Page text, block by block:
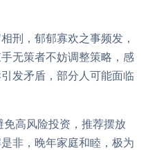
刑，郁郁寡欢之事频发，
无策者不妨调整策略，感
发矛盾，部分人可能面临
高风险投资，推荐摆放
非，晚年家庭和睦，极为